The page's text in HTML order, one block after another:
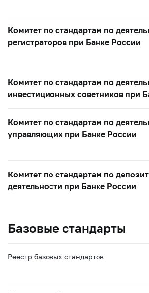
Комитет по стандартам по
регистраторов при Банке России
Комитет по стандартам по
инвестиционных советников при
Комитет по стандартам по
управляющих при Банке России
Комитет по стандартам по
деятельности при Банке России
Базовые стандарты
Реестр базовых стандартов